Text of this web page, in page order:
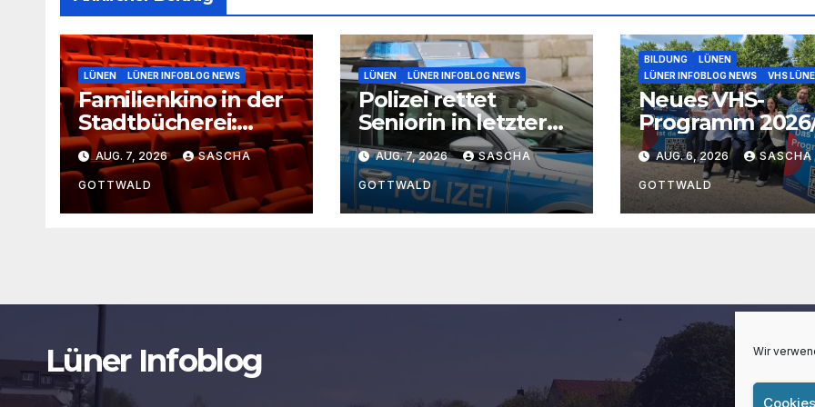
Wir
LÜNEN LÜNER INFOBLOG NEWS
Familienkino in der
Stadtbücherei:
Geheimer Film bei
freiem Eintritt
AUG. 7, 2026 SASCHA
GOTTWALD
LÜNEN LÜNER INFOBLOG NEWS
Polizei rettet
Seniorin in letzter
Minute aus der
Lippe bei Lünen
AUG. 7, 2026 SASCHA
GOTTWALD
BILDUNG
LÜNEN
LÜNER INFOBLOG NEWS
VHS
Neues VHS-
Programm
liegt aus: KI-
IGA-Guides und
neue Formate
AUG. 6, 2026 SASCHA
GOTTWALD
Lüner Infoblog